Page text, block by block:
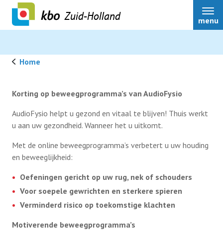
Zuid-Holland menu
Over ons
Actueel
Ledenservice
Ledenvoordeel
Speerpunten
Home
Korting op beweegprogramma’s van AudioFysio
AudioFysio helpt u gezond en vitaal te blijven! Thuis werkt
u aan uw gezondheid. Wanneer het u uitkomt.
Met de online beweegprogramma’s verbetert u uw houding
en beweeglijkheid:
Oefeningen gericht op uw rug, nek of schouders
Voor soepele gewrichten en sterkere spieren
Verminderd risico op toekomstige klachten
Motiverende beweegprogramma’s